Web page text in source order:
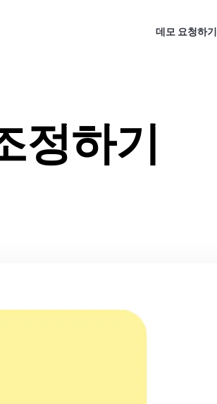
데모 요청하기
정하기